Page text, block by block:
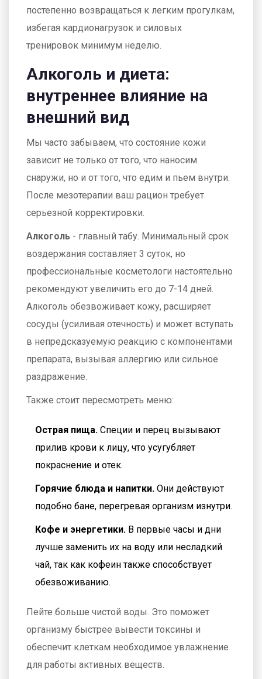
постепенно возвращаться к легким прогулкам,
избегая кардионагрузок и силовых
тренировок минимум неделю.
Алкоголь и диета:
внутреннее влияние на
внешний вид
Мы часто забываем, что состояние кожи
зависит не только от того, что наносим
снаружи, но и от того, что едим и пьем внутри.
После мезотерапии ваш рацион требует
серьезной корректировки.
Алкоголь - главный табу. Минимальный срок
воздержания составляет 3 суток, но
профессиональные косметологи настоятельно
рекомендуют увеличить его до 7-14 дней.
Алкоголь обезвоживает кожу, расширяет
сосуды (усиливая отечность) и может вступать
в непредсказуемую реакцию с компонентами
препарата, вызывая аллергию или сильное
раздражение.
Также стоит пересмотреть меню:
Острая пища. Специи и перец вызывают
прилив крови к лицу, что усугубляет
покраснение и отек.
Горячие блюда и напитки. Они действуют
подобно бане, перегревая организм изнутри.
Кофе и энергетики. В первые часы и дни
лучше заменить их на воду или несладкий
чай, так как кофеин также способствует
обезвоживанию.
Пейте больше чистой воды. Это поможет
организму быстрее вывести токсины и
обеспечит клеткам необходимое увлажнение
для работы активных веществ.